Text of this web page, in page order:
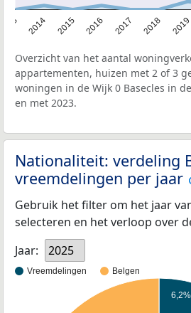
2014 2015 2016 2017 2018 2019
Overzicht van het aantal
appartementen, huizen met 2 of 3
woningen in de Wijk 0 Basecles in
en met 2023.
Nationaliteit: verdeling
vreemdelingen per jaar
Gebruik het filter om het jaar
selecteren en het verloop over
Jaar:
2025
Vreemdelingen Belgen
6,2%